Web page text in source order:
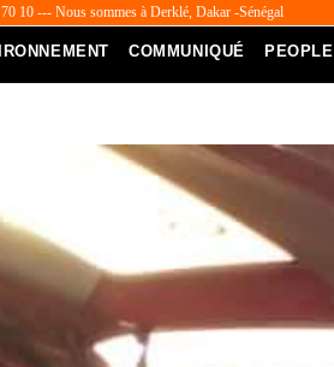
10 --- Nous sommes à Derklé, Dakar -Sénégal
COMMUNIQUÉ PEOPLE